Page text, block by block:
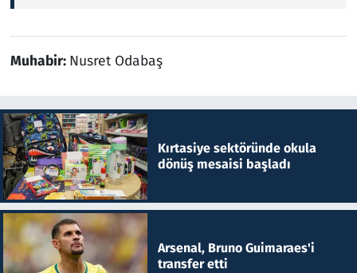
Muhabir: Nusret Odabaş
Kırtasiye sektöründe okula
dönüş mesaisi başladı
Arsenal, Bruno Guimaraes'i
transfer etti